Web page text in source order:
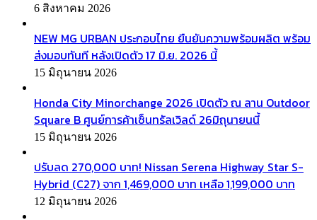
6 สิงหาคม 2026
NEW MG URBAN ประกอบไทย ยืนยันความพร้อมผลิต พร้อม
ส่งมอบทันที หลังเปิดตัว 17 มิ.ย. 2026 นี้
15 มิถุนายน 2026
Honda City Minorchange 2026 เปิดตัว ณ ลาน Outdoor
Square B ศูนย์การค้าเซ็นทรัลเวิลด์ 26มิถุนายนนี้
15 มิถุนายน 2026
ปรับลด 270,000 บาท! Nissan Serena Highway Star S-
Hybrid (C27) จาก 1,469,000 บาท เหลือ 1,199,000 บาท
12 มิถุนายน 2026